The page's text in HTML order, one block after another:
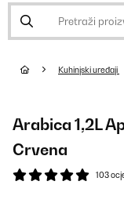
Kuhinjski uređaji
Arabica 1,2L
Crvena
103